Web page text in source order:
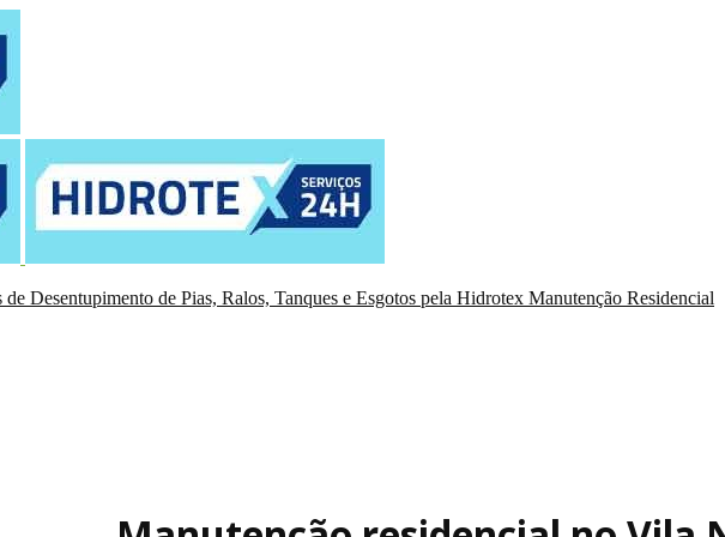
Desentupimento de Pias, Ralos, Tanques e Esgotos pela Hidrotex Manutenção Residencial